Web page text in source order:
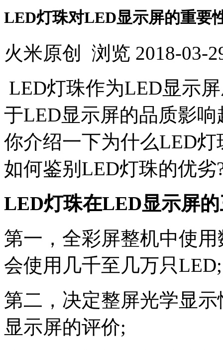
LED灯珠对LED显示屏的重要
火米原创 浏览 2018-03-
LED灯珠作为LED显示
于LED显示屏的品质影
你介绍一下为什么LED
如何鉴别LED灯珠的优劣
LED灯珠在LED显示屏
第一，全彩屏整机中使
会使用几千至几万只LED;
第二，决定整屏光学显
显示屏的评价;